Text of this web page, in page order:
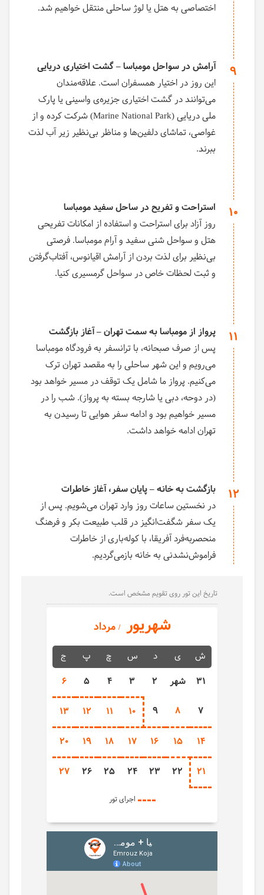
اختصاصی به هتل یا لوژ ساحلی منتقل خواهیم شد.
9
آرامش در سواحل مومباسا – گشت اختیاری دریایی
این روز در اختیار همسفران است. علاقه‌مندان
می‌توانند در گشت اختیاری جزیره‌ی واسینی یا پارک
ملی دریایی (Marine National Park) شرکت کرده و از
غواصی، تماشای دلفین‌ها و مناظر بی‌نظیر زیر آب لذت
ببرند.
10
استراحت و تفریح در ساحل سفید مومباسا
روز آزاد برای استراحت و استفاده از امکانات تفریحی
هتل و سواحل شنی سفید و آرام مومباسا. فرصتی
بی‌نظیر برای لذت بردن از آرامش اقیانوس، آفتاب‌گرفتن
و ثبت لحظات خاص در سواحل گرمسیری کنیا.
11
پرواز از مومباسا به سمت تهران – آغاز بازگشت
پس از صرف صبحانه، با ترانسفر به فرودگاه مومباسا
می‌رویم و این شهر ساحلی را به مقصد تهران ترک
می‌کنیم. پرواز ما شامل یک توقف در مسیر خواهد بود
(در دوحه، دبی یا شارجه بسته به پرواز). شب را در
مسیر خواهیم بود و ادامه سفر هوایی تا رسیدن به
تهران ادامه خواهد داشت.
12
بازگشت به خانه – پایان سفر، آغاز خاطرات
در نخستین ساعات روز وارد تهران می‌شویم. پس از
یک سفر شگفت‌انگیز در قلب طبیعت بکر و فرهنگ
منحصربه‌فرد آفریقا، با کوله‌باری از خاطرات
فراموش‌نشدنی به خانه بازمی‌گردیم.
تاریخ این تور روی تقویم مشخص است.
شهریور مرداد
ش ی د س چ پ
ج
31
شهر 2
3
4
5
6
7
8
9
10
11
12
13
14
15
16
17
18
19
20
21
22
23
24
25
26
27
اجرای تور